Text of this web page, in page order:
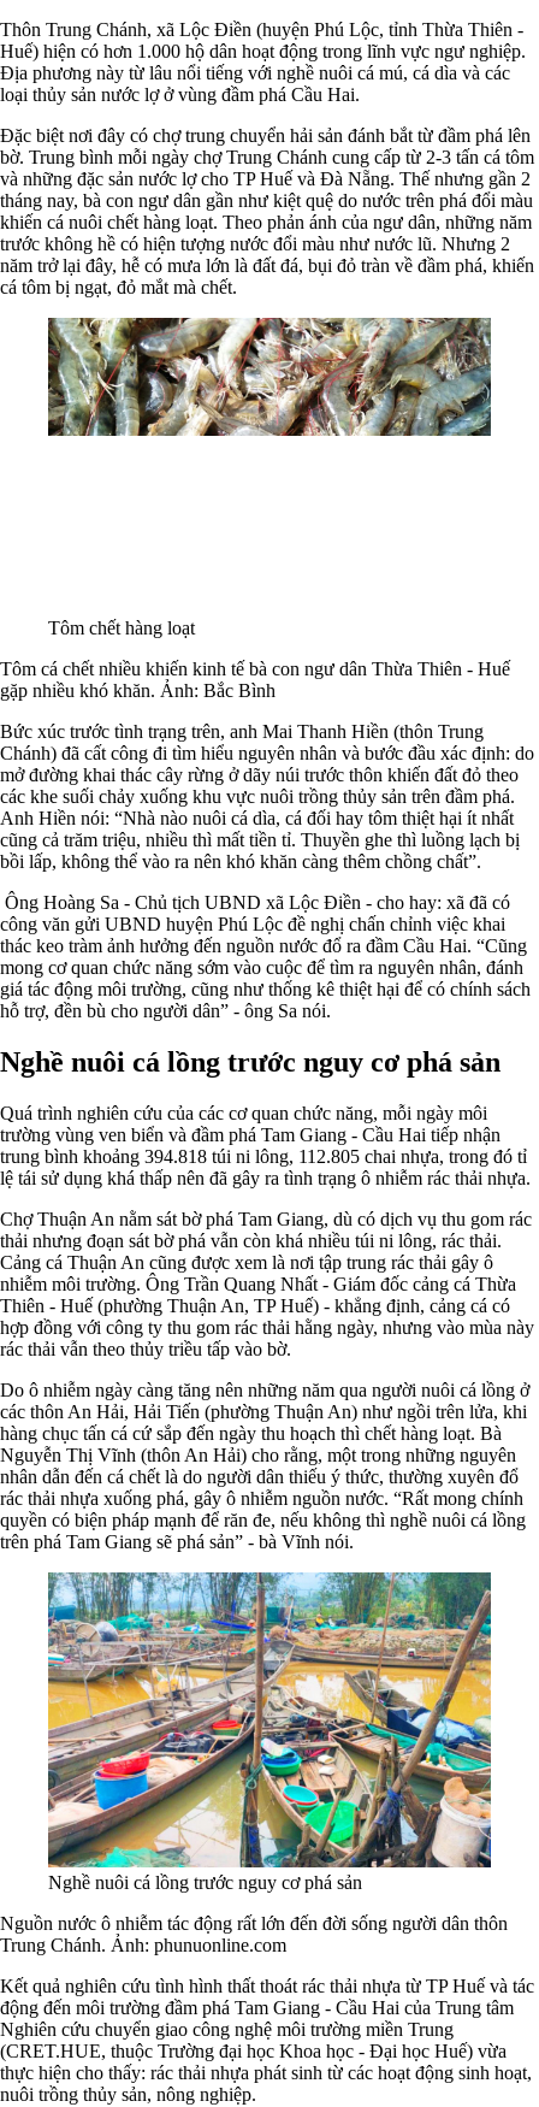
Thôn Trung Chánh, xã Lộc Điền (huyện Phú Lộc, tỉnh Thừa Thiên -
Huế) hiện có hơn 1.000 hộ dân hoạt động trong lĩnh vực ngư nghiệp.
Địa phương này từ lâu nổi tiếng với nghề nuôi cá mú, cá dìa và các
loại thủy sản nước lợ ở vùng đầm phá Cầu Hai.
Đặc biệt nơi đây có chợ trung chuyển hải sản đánh bắt từ đầm phá lên
bờ. Trung bình mỗi ngày chợ Trung Chánh cung cấp từ 2-3 tấn cá tôm
và những đặc sản nước lợ cho TP Huế và Đà Nẵng. Thế nhưng gần 2
tháng nay, bà con ngư dân gần như kiệt quệ do nước trên phá đổi màu
khiến cá nuôi chết hàng loạt. Theo phản ánh của ngư dân, những năm
trước không hề có hiện tượng nước đổi màu như nước lũ. Nhưng 2
năm trở lại đây, hễ có mưa lớn là đất đá, bụi đỏ tràn về đầm phá, khiến
cá tôm bị ngạt, đỏ mắt mà chết.
Tôm chết hàng loạt
Tôm cá chết nhiều khiến kinh tế bà con ngư dân Thừa Thiên - Huế
gặp nhiều khó khăn. Ảnh: Bắc Bình
Bức xúc trước tình trạng trên, anh Mai Thanh Hiền (thôn Trung
Chánh) đã cất công đi tìm hiểu nguyên nhân và bước đầu xác định: do
mở đường khai thác cây rừng ở dãy núi trước thôn khiến đất đỏ theo
các khe suối chảy xuống khu vực nuôi trồng thủy sản trên đầm phá.
Anh Hiền nói: “Nhà nào nuôi cá dìa, cá đối hay tôm thiệt hại ít nhất
cũng cả trăm triệu, nhiều thì mất tiền tỉ. Thuyền ghe thì luồng lạch bị
bồi lấp, không thể vào ra nên khó khăn càng thêm chồng chất”.
Ông Hoàng Sa - Chủ tịch UBND xã Lộc Điền - cho hay: xã đã có
công văn gửi UBND huyện Phú Lộc đề nghị chấn chỉnh việc khai
thác keo tràm ảnh hưởng đến nguồn nước đổ ra đầm Cầu Hai. “Cũng
mong cơ quan chức năng sớm vào cuộc để tìm ra nguyên nhân, đánh
giá tác động môi trường, cũng như thống kê thiệt hại để có chính sách
hỗ trợ, đền bù cho người dân” - ông Sa nói.
Nghề nuôi cá lồng trước nguy cơ phá sản
Quá trình nghiên cứu của các cơ quan chức năng, mỗi ngày môi
trường vùng ven biển và đầm phá Tam Giang - Cầu Hai tiếp nhận
trung bình khoảng 394.818 túi ni lông, 112.805 chai nhựa, trong đó tỉ
lệ tái sử dụng khá thấp nên đã gây ra tình trạng ô nhiễm rác thải nhựa.
Chợ Thuận An nằm sát bờ phá Tam Giang, dù có dịch vụ thu gom rác
thải nhưng đoạn sát bờ phá vẫn còn khá nhiều túi ni lông, rác thải.
Cảng cá Thuận An cũng được xem là nơi tập trung rác thải gây ô
nhiễm môi trường. Ông Trần Quang Nhất - Giám đốc cảng cá Thừa
Thiên - Huế (phường Thuận An, TP Huế) - khẳng định, cảng cá có
hợp đồng với công ty thu gom rác thải hằng ngày, nhưng vào mùa này
rác thải vẫn theo thủy triều tấp vào bờ.
Do ô nhiễm ngày càng tăng nên những năm qua người nuôi cá lồng ở
các thôn An Hải, Hải Tiến (phường Thuận An) như ngồi trên lửa, khi
hàng chục tấn cá cứ sắp đến ngày thu hoạch thì chết hàng loạt. Bà
Nguyễn Thị Vĩnh (thôn An Hải) cho rằng, một trong những nguyên
nhân dẫn đến cá chết là do người dân thiếu ý thức, thường xuyên đổ
rác thải nhựa xuống phá, gây ô nhiễm nguồn nước. “Rất mong chính
quyền có biện pháp mạnh để răn đe, nếu không thì nghề nuôi cá lồng
trên phá Tam Giang sẽ phá sản” - bà Vĩnh nói.
Nghề nuôi cá lồng trước nguy cơ phá sản
Nguồn nước ô nhiễm tác động rất lớn đến đời sống người dân thôn
Trung Chánh. Ảnh: phunuonline.com
Kết quả nghiên cứu tình hình thất thoát rác thải nhựa từ TP Huế và tác
động đến môi trường đầm phá Tam Giang - Cầu Hai của Trung tâm
Nghiên cứu chuyển giao công nghệ môi trường miền Trung
(CRET.HUE, thuộc Trường đại học Khoa học - Đại học Huế) vừa
thực hiện cho thấy: rác thải nhựa phát sinh từ các hoạt động sinh hoạt,
nuôi trồng thủy sản, nông nghiệp.